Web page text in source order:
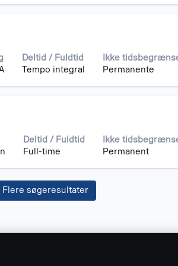
Deltid / Fuldtid
Tempo integral
Ikke
Permanente
Deltid / Fuldtid
Full-time
Ikke
Permanent
Flere søgeresultater